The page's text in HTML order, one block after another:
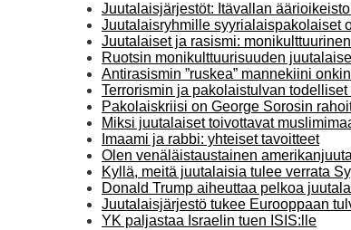
Juutalaisjärjestöt: Itävallan
Juutalaisryhmille syyrialaispakolaiset
Juutalaiset ja rasismi:
Ruotsin monikulttuurisuuden
Antirasismin ”ruskea” mannekiini
Terrorismin ja pakolaistulvan
Pakolaiskriisi on George Sorosin
Miksi juutalaiset toivottavat
Imaami ja rabbi: yhteiset tavoitteet
Olen venäläistaustainen
Kyllä, meitä juutalaisia tulee verrata
Donald Trump aiheuttaa pelkoa
Juutalaisjärjestö tukee Eurooppaan
YK paljastaa Israelin tuen ISIS:lle